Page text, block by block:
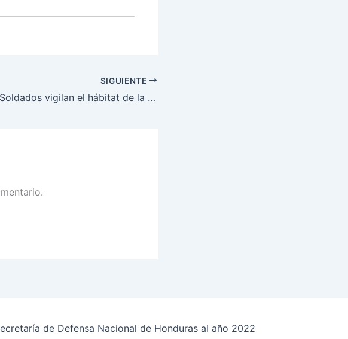
SIGUIENTE
Soldados vigilan el hábitat de la fauna
de Defensa Nacional de Honduras al año 2022